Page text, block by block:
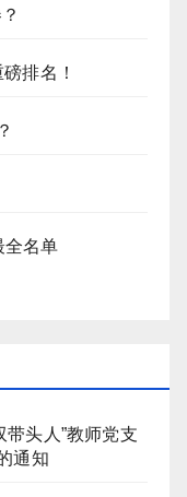
排名！
全名单
头人”教师党支
通知